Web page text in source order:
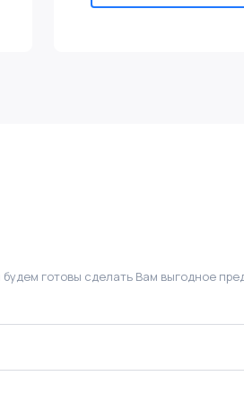
готовы сделать Вам выгодное